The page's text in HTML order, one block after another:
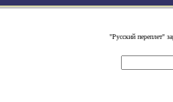
"Русский переплет"